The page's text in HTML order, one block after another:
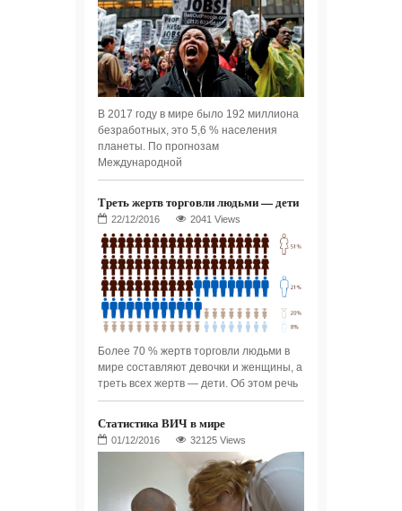
В 2017 году в мире было 192 миллиона
безработных, это 5,6 % населения
планеты. По прогнозам
Международной
Треть жертв торговли людьми — дети
2041 Views
Более 70 % жертв торговли людьми в
мире составляют девочки и женщины, а
треть всех жертв — дети. Об этом речь
Статистика ВИЧ в мире
32125 Views